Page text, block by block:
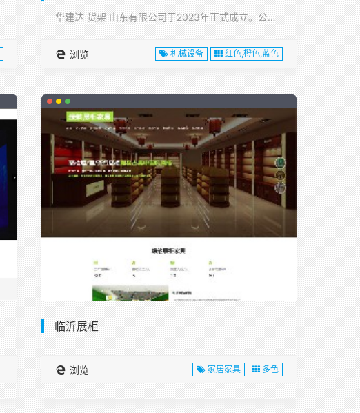
华建达 货架 山东有限公司于2023年正式成立。公司位于山东···
浏览 机械设备 红色,橙色,蓝色
临沂展柜
浏览 家居家具 多色